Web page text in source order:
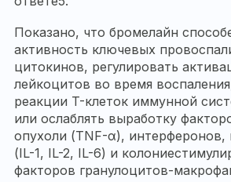
Показано, что бромелайн
активность ключевых
цитокинов, регулировать
лейкоцитов во время
реакции T-клеток иммунной
или ослаблять выработку
опухоли (TNF-α), интерферонов,
(IL-1, IL-2, IL-6) и
факторов гранулоцитов-